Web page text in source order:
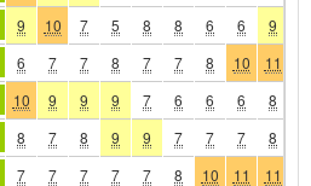
9 10 7 5 8 8 6 6 9
6 7 7 8 7 7 8 10 11
10 9 9 9 7 6 6 6 8
8 7 8 9 9 7 7 7 8
7 7 7 7 7 8 10 11 11